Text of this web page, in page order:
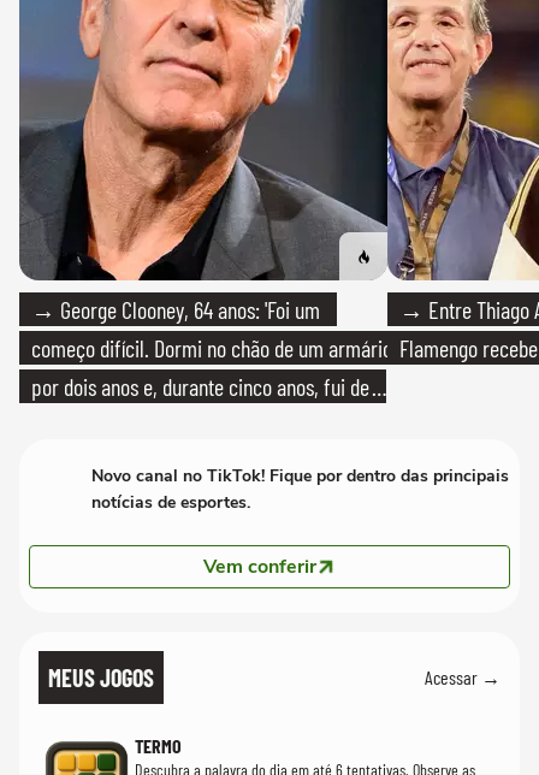
→ George Clooney, 64 anos: 'Foi um
começo difícil. Dormi no chão de um armário
por dois anos e, durante cinco anos, fui de
→ Entre Thiago
Flamengo
Novo canal no TikTok! Fique por dentro das principais
notícias de esportes.
Vem conferir
MEUS JOGOS Acessar →
TERMO
Descubra a palavra do dia em até 6 tentativas. Observe as